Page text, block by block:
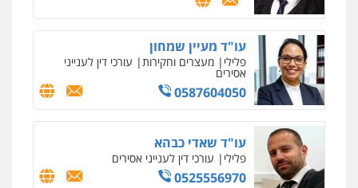
עו"ד מעיין שמחון
פלילי מעצרים וחקירות עורכי דין לענייני
אסירים
0587604050
עו"ד שאדי כבהא
פלילי עורכי דין לענייני אסירים
0525556970